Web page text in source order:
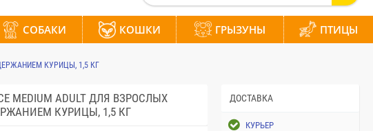
СОБАКИ КОШКИ ГРЫЗУНЫ ПТИЦЫ
КУРИЦЫ, 1,5 КГ
ДОСТАВКА
КУРЬЕР
MEDIUM ADULT ДЛЯ ВЗРОСЛЫХ
КУРИЦЫ, 1,5 КГ